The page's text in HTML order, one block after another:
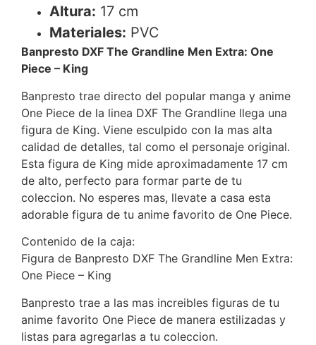
Altura: 17 cm
Materiales: PVC
Banpresto DXF The Grandline Men Extra: One
Piece – King
Banpresto trae directo del popular manga y anime
One Piece de la linea DXF The Grandline llega una
figura de King. Viene esculpido con la mas alta
calidad de detalles, tal como el personaje original.
Esta figura de King mide aproximadamente 17 cm
de alto, perfecto para formar parte de tu
coleccion. No esperes mas, llevate a casa esta
adorable figura de tu anime favorito de One Piece.
Contenido de la caja:
Figura de Banpresto DXF The Grandline Men Extra:
One Piece – King
Banpresto trae a las mas increibles figuras de tu
anime favorito One Piece de manera estilizadas y
listas para agregarlas a tu coleccion.